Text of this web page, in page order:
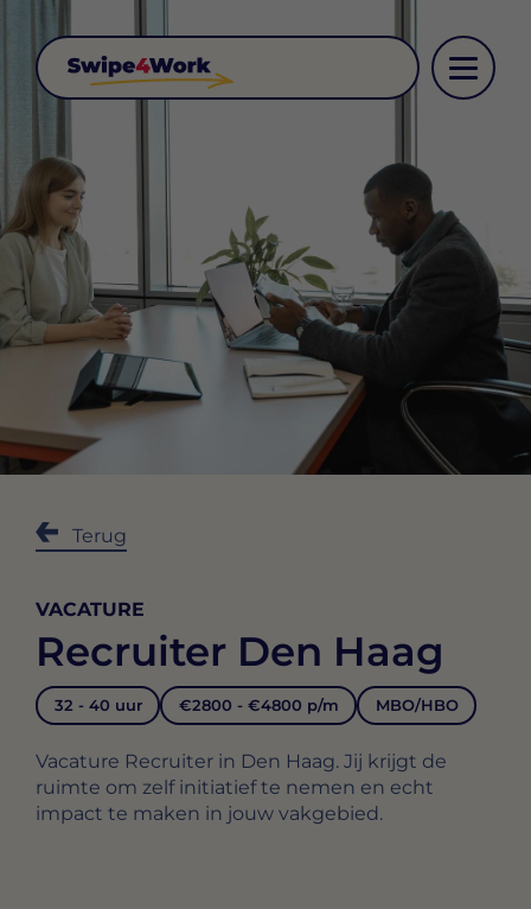
Terug
VACATURE
Recruiter Den Haag
32 - 40 uur €2800 - €4800 p/m MBO/HBO
Vacature Recruiter in Den Haag. Jij krijgt de
ruimte om zelf initiatief te nemen en echt
impact te maken in jouw vakgebied.